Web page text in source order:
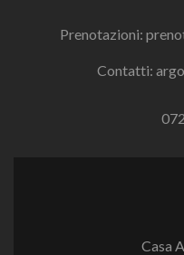
Prenotazioni:
Contatti:
Casa